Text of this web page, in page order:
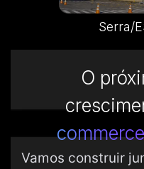
Serra/
O
commerce
Vamos construir